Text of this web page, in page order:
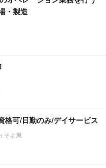
・製造
格可/日勤のみ/デイサービス
そよ風